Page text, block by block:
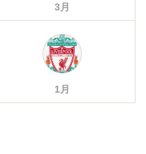
3月
1月